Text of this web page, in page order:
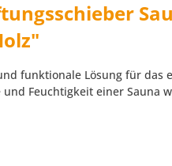
funktionale Lösung für das
Feuchtigkeit einer Sauna